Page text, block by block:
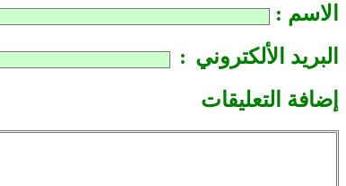
الاسم :
البريد الألكتروني :
إضافة التعليقات